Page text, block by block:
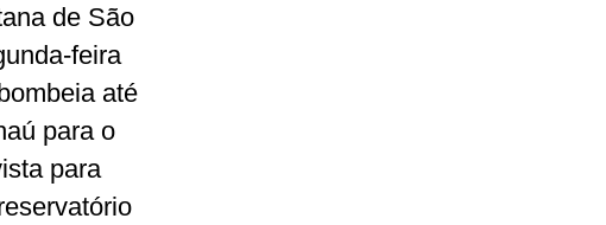
de São
feira
até
para o
para